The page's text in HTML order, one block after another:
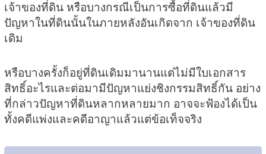
เจ้าของที่ดิน หรือบางกรณีเป็นการซื้อที่ดินแล้วมี
ปัญหาในที่ดินนั้นในภายหลังอันเกิดจาก เจ้าของที่ดิน
เดิม
หรือบางครั้งก็อยู่ที่ดินเดิมมานานแต่ไม่มีใบเอกสาร
สิทธิ์อะไรและต่อมามีปัญหาแย่งชิงกรรมสิทธิ์กัน อย่าง
ที่กล่าวปัญหาที่ดินหลากหลายมาก อาจจะฟ้องได้เป็น
ทั้งคดีแพ่งและคดีอาญาแล้วแต่ข้อเท็จจริง